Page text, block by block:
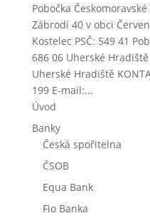
Pobočka
Zábrodí 40 v obci
Kostelec PSČ: 549 41
686 06 Uherské
Uherské Hradiště
199 E-mail:...
Úvod
Banky
Česká spořitelna
ČSOB
Equa Bank
Fio Banka